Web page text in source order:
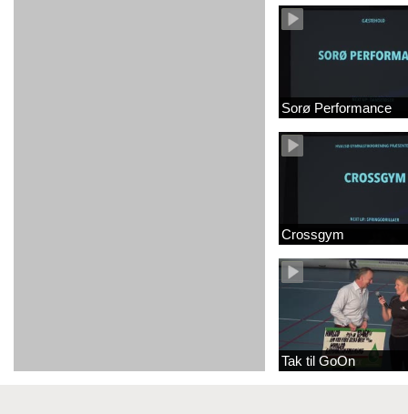
Sorø Performance
Crossgym
Tak til GoOn